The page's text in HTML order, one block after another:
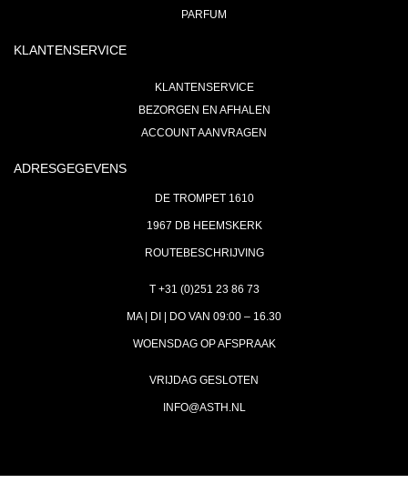
PARFUM
KLANTENSERVICE
KLANTENSERVICE
BEZORGEN EN AFHALEN
ACCOUNT AANVRAGEN
ADRESGEGEVENS
DE TROMPET 1610
1967 DB HEEMSKERK
ROUTEBESCHRIJVING
T +31 (0)251 23 86 73
MA | DI | DO VAN 09:00 – 16.30
WOENSDAG OP AFSPRAAK
VRIJDAG GESLOTEN
INFO@ASTH.NL